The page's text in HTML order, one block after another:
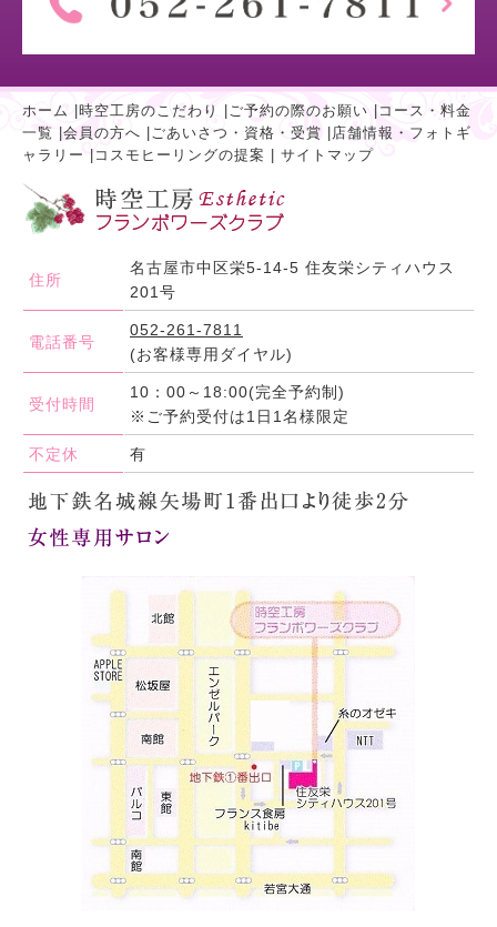
ホーム 時空工房のこだわり ご予約の際のお願い
コース・料金
一覧
会員の方へ ごあいさつ・資格・受賞
店舗情報・フォトギ
ャラリー
コスモヒーリングの提案 サイトマップ
住所
名古屋市中区栄5-14-5 住友栄シティハウス
201号
電話番号
052-261-7811
(お客様専用ダイヤル)
受付時間
10：00～18:00(完全予約制)
※ご予約受付は1日1名様限定
不定休 有